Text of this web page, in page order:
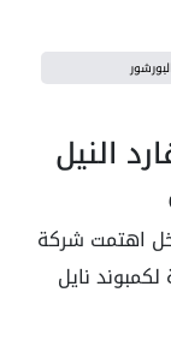
البورشور
النيل
اهتمت شركة
لكمبوند نايل